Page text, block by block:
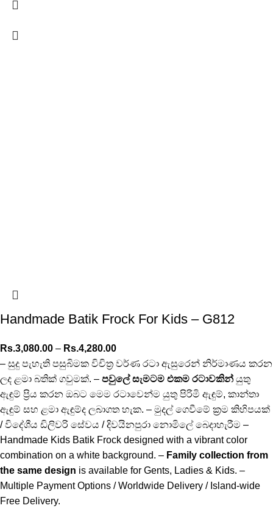
Handmade Batik Frock For Kids – G812
Rs.3,080.00 – Rs.4,280.00
– සුදු පැහැති පසුබිමක විචිත්‍ර වර්ණ රටා ඇසුරෙන් නිර්මාණය කරන
ලද ළමා බතික් ගවුමක්. – පවුලේ සැමටම එකම රටාවකින් යුතු
ඇඳුම් ප්‍රිය කරන ඔබට මෙම රටාවෙන්ම යුතු පිරිමි ඇඳුම්, කාන්තා
ඇඳුම් සහ ළමා ඇඳුම්ද ලබාගත හැක. – මුදල් ගෙවීමේ ක්‍රම කිහිපයක්
/ විදේශීය ඩිලිවරි සේවය / දිවයිනපුරා නොමිලේ බෙදාහැරීම –
Handmade Kids Batik Frock designed with a vibrant color
combination on a white background. – Family collection from
the same design is available for Gents, Ladies & Kids. –
Multiple Payment Options / Worldwide Delivery / Island-wide
Free Delivery.